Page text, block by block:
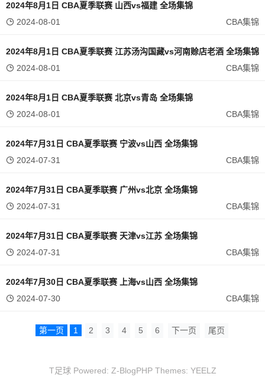
2024年8月1日 CBA夏季联赛 山西vs福建 全场集锦
2024-08-01
CBA集锦
2024年8月1日 CBA夏季联赛 江苏汤沟国藏vs河南赊店老酒 全场集锦
2024-08-01
CBA集锦
2024年8月1日 CBA夏季联赛 北京vs青岛 全场集锦
2024-08-01
CBA集锦
2024年7月31日 CBA夏季联赛 宁波vs山西 全场集锦
2024-07-31
CBA集锦
2024年7月31日 CBA夏季联赛 广州vs北京 全场集锦
2024-07-31
CBA集锦
2024年7月31日 CBA夏季联赛 天津vs江苏 全场集锦
2024-07-31
CBA集锦
2024年7月30日 CBA夏季联赛 上海vs山西 全场集锦
2024-07-30
CBA集锦
第一页 1 2 3 4 5 6 下一页 尾页
T足球 Powered: Z-BlogPHPThemes: YEELZ